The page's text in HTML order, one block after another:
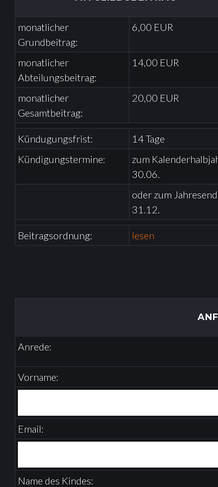
A
N
D
G
Y
N
S
I
U
M
-
D
monatlicher
Grundbeitrag:
6,00 EUR
monatlicher
Abteilungsbeitrag:
14,00 EUR
monatlicher
Gesamtbeitrag:
20,00 EUR
Kündugungsfrist:
14 Tage
Kündigungstermine:
zum
30.06.
oder zum
31.12.
Beitragsordnung: lesen
Anrede:
Vorname:
Email:
Name des Kindes: